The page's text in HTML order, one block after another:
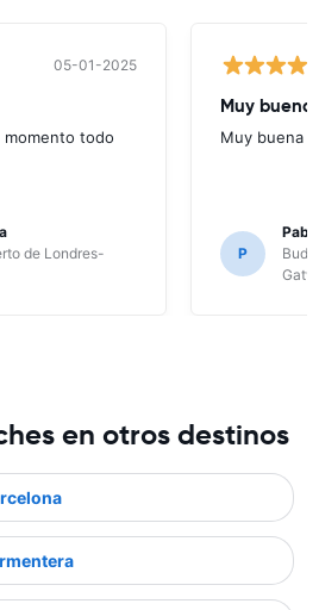
05-01-2025
momento todo
de Londres-
Muy
Muy buena
P
en otros destinos